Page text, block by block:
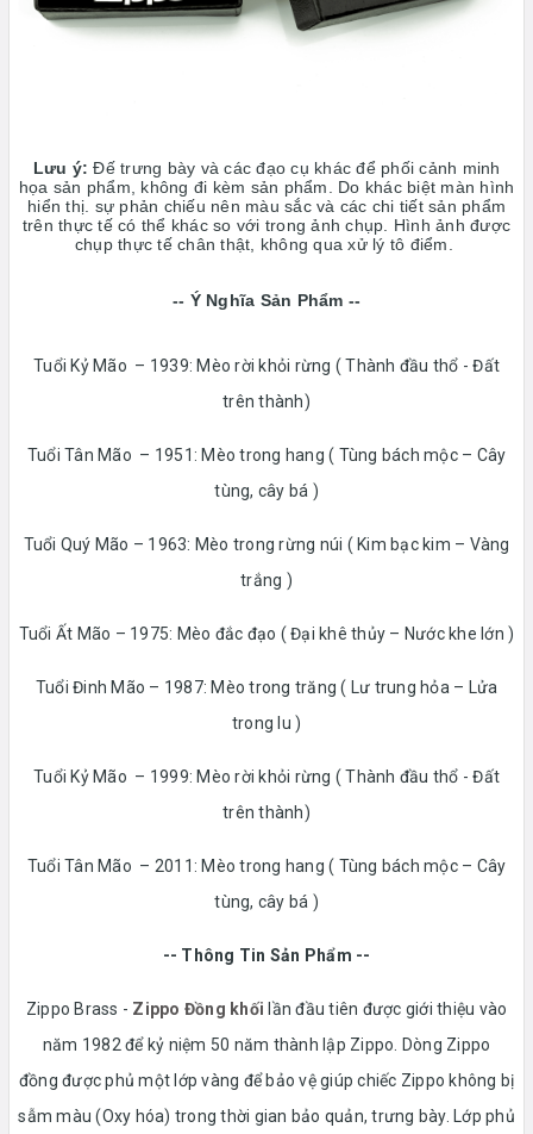
Lưu ý: Đế trưng bày và các đạo cụ khác để phối cảnh minh
họa sản phẩm, không đi kèm sản phẩm. Do khác biệt màn hình
hiển thị. sự phản chiếu nên màu sắc và các chi tiết sản phẩm
trên thực tế có thể khác so với trong ảnh chụp. Hình ảnh được
chụp thực tế chân thật, không qua xử lý tô điểm.
-- Ý Nghĩa Sản Phẩm --
Tuổi Kỷ Mão – 1939: Mèo rời khỏi rừng ( Thành đầu thổ - Đất
trên thành)
Tuổi Tân Mão – 1951: Mèo trong hang ( Tùng bách mộc – Cây
tùng, cây bá )
Tuổi Quý Mão – 1963: Mèo trong rừng núi ( Kim bạc kim – Vàng
trắng )
Tuổi Ất Mão – 1975: Mèo đắc đạo ( Đại khê thủy – Nước khe lớn )
Tuổi Đinh Mão – 1987: Mèo trong trăng ( Lư trung hỏa – Lửa
trong lu )
Tuổi Kỷ Mão – 1999: Mèo rời khỏi rừng ( Thành đầu thổ - Đất
trên thành)
Tuổi Tân Mão – 2011: Mèo trong hang ( Tùng bách mộc – Cây
tùng, cây bá )
-- Thông Tin Sản Phẩm --
Zippo Brass - Zippo Đồng khối lần đầu tiên được giới thiệu vào
năm 1982 để kỷ niệm 50 năm thành lập Zippo. Dòng Zippo
đồng được phủ một lớp vàng để bảo vệ giúp chiếc Zippo không bị
sẫm màu (Oxy hóa) trong thời gian bảo quản, trưng bày. Lớp phủ